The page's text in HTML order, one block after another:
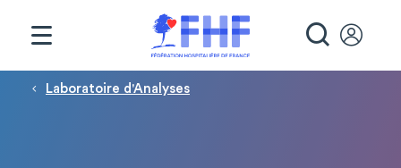
Fil d'Ariane
Laboratoire d'Analyses
Panneau de gestion des cookies